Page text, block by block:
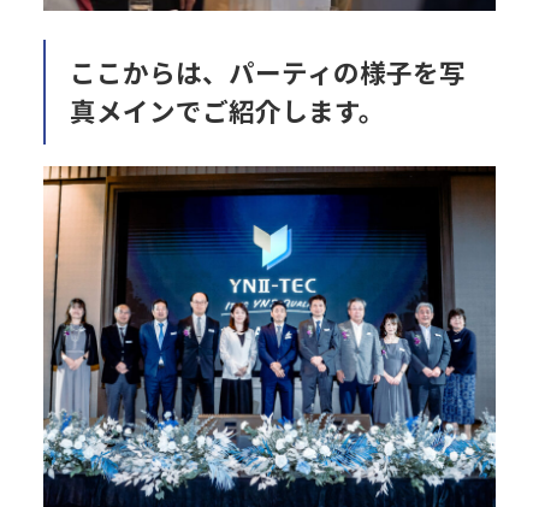
ここからは、パーティの様子を写
真メインでご紹介します。